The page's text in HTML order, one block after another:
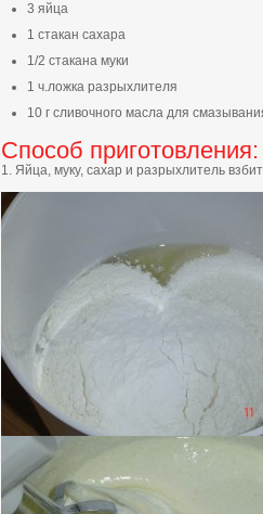
3 яйца
1 стакан сахара
1/2 стакана муки
1 ч.ложка разрыхлителя
10 г сливочного масла для
Способ приготовления:
1. Яйца, муку, сахар и разрыхлитель